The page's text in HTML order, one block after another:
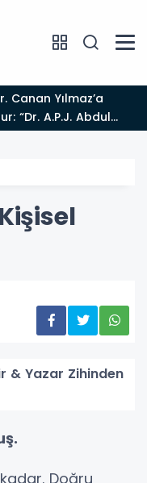
“Dr. A.P.J. Abdul
2026”
& Yazar Zihinden
Doğru